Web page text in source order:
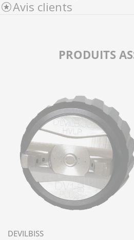
Avis clients
PRODUITS
DEVILBISS